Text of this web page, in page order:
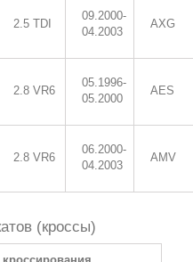
2.5 TDI
09.2000-
04.2003
AXG
2.8 VR6
05.1996-
05.2000
AES
2.8 VR6
06.2000-
04.2003
AMV
(кроссы)